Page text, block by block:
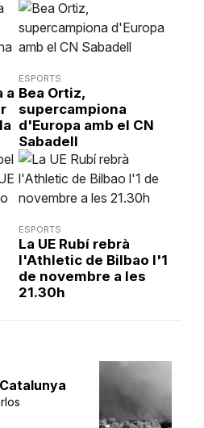
a
ESPORTS
Bea Ortiz,
supercampiona
d'Europa amb el CN
Sabadell
ESPORTS
La UE Rubí rebrà
l'Athletic de Bilbao l'1
de novembre a les
21.30h